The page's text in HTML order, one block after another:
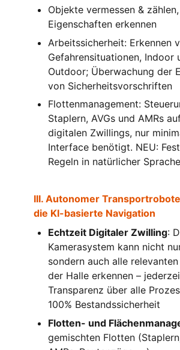
Objekte vermessen &
Eigenschaften erkennen
Arbeitssicherheit: Erkennen
Gefahrensituationen, Indoor
Outdoor; Überwachung der
von Sicherheitsvorschriften
Flottenmanagement:
Staplern, AVGs und AMRs
digitalen Zwillings, nur
Interface benötigt. NEU:
Regeln in natürlicher Sprache
III. Autonomer
die KI-basierte Navigation
Echtzeit Digitaler Zwilling:
Kamerasystem kann nicht
sondern auch alle
der Halle erkennen –
Transparenz über alle
100% Bestandssicherheit
Flotten- und
gemischten Flotten